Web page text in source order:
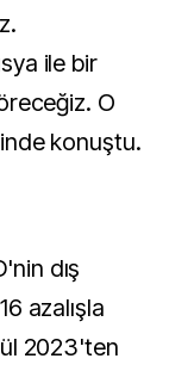
ile bir
O
konuştu.
dış
azalışla
2023'ten